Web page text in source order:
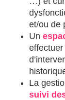
et/ou de
Un
La
suivi